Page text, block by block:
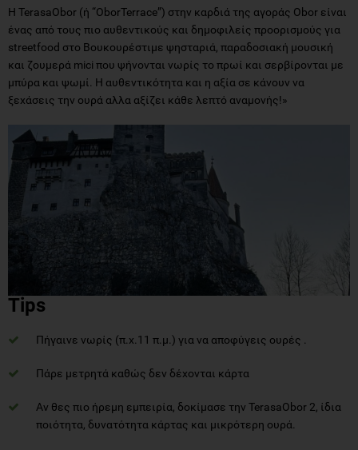
Η TerasaObor (ή “OborTerrace”) στην καρδιά της αγοράς Obor είναι
ένας από τους πιο αυθεντικούς και δημοφιλείς προορισμούς για
streetfood στο Βουκουρέστιμε ψησταριά, παραδοσιακή μουσική
και ζουμερά mici που ψήνονται νωρίς το πρωί και σερβίρονται με
μπύρα και ψωμί. Η αυθεντικότητα και η αξία σε κάνουν να
ξεχάσεις την ουρά αλλα αξίζει κάθε λεπτό αναμονής!»
Tips
Πήγαινε νωρίς (π.χ.11 π.μ.) για να αποφύγεις ουρές .
Πάρε μετρητά καθώς δεν δέχονται κάρτα
Αν θες πιο ήρεμη εμπειρία, δοκίμασε την TerasaObor 2, ίδια
ποιότητα, δυνατότητα κάρτας και μικρότερη ουρά.